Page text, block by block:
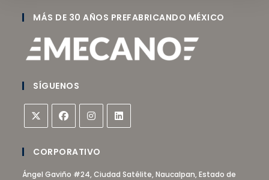
MÁS DE 30 AÑOS PREFABRICANDO MÉXICO
SÍGUENOS
CORPORATIVO
Ángel Gaviño #24, Ciudad Satélite, Naucalpan, Estado de